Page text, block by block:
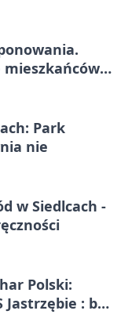
mieszkańców
Park
nie
w Siedlcach -
Polski:
Jastrzębie : bez